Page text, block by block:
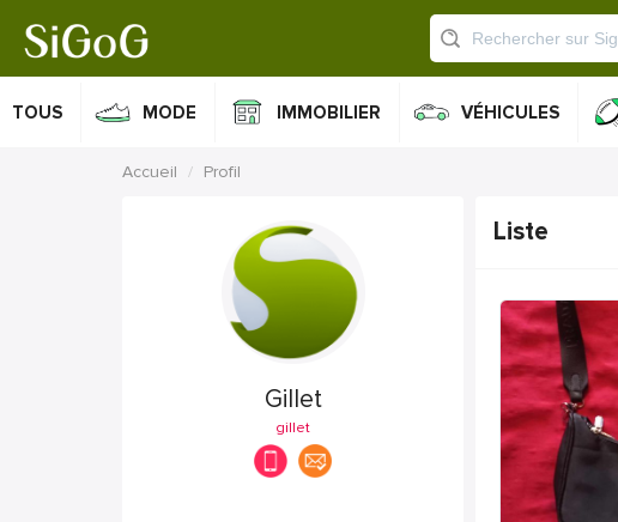
TOUS MODE IMMOBILIER VÉHICULES
Accueil Profil
Gillet
gillet
Liste